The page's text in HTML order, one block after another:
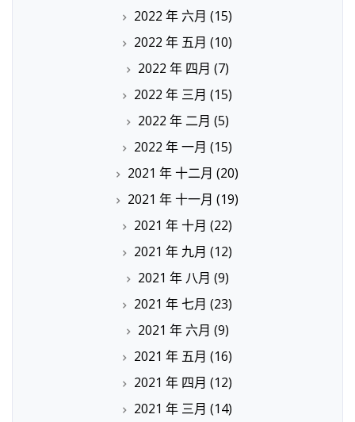
2022 年 六月 (15)
2022 年 五月 (10)
2022 年 四月 (7)
2022 年 三月 (15)
2022 年 二月 (5)
2022 年 一月 (15)
2021 年 十二月 (20)
2021 年 十一月 (19)
2021 年 十月 (22)
2021 年 九月 (12)
2021 年 八月 (9)
2021 年 七月 (23)
2021 年 六月 (9)
2021 年 五月 (16)
2021 年 四月 (12)
2021 年 三月 (14)